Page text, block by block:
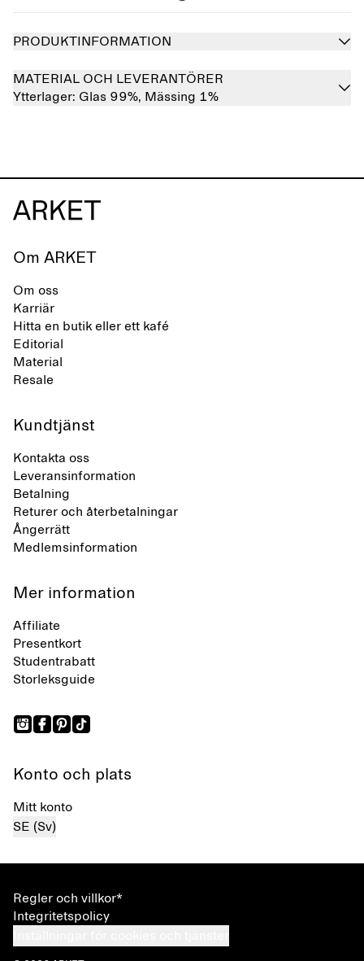
PRODUKTINFORMATION
MATERIAL OCH LEVERANTÖRER
Ytterlager: Glas 99%, Mässing 1%
Om ARKET
Om oss
Karriär
Hitta en butik eller ett kafé
Editorial
Material
Resale
Kundtjänst
Kontakta oss
Leveransinformation
Betalning
Returer och återbetalningar
Ångerrätt
Medlemsinformation
Mer information
Affiliate
Presentkort
Studentrabatt
Storleksguide
Konto och plats
Mitt konto
SE (Sv)
Regler och villkor*
Integritetspolicy